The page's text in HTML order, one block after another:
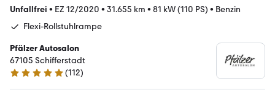
Unfallfrei • EZ 12/2020 • 31.655 km • 81 kW (110 PS) • Benzin
Flexi-Rollstuhlrampe
Pfälzer Autosalon
67105 ­­­Schifferstadt
5 Sterne
(112)